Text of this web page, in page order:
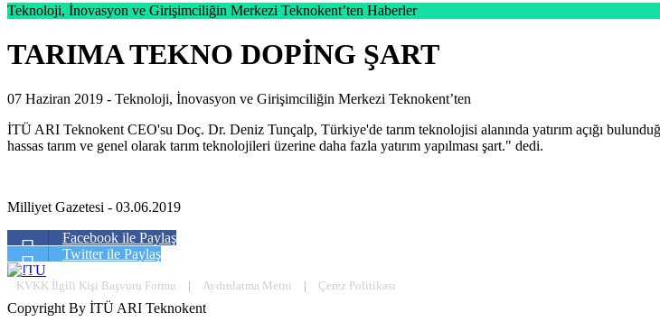
Teknoloji, İnovasyon ve Girişimciliğin Merkezi Teknokent’ten Haberler
TARIMA TEKNO DOPİNG ŞART
07 Haziran 2019 - Teknoloji, İnovasyon ve Girişimciliğin Merkezi Teknokent’ten
İTÜ ARI Teknokent CEO'su Doç. Dr. Deniz Tunçalp, Türkiye'de tarım teknolojisi alanında yatırım açığı
hassas tarım ve genel olarak tarım teknolojileri üzerine daha fazla yatırım yapılması şart." dedi.
Milliyet Gazetesi - 03.06.2019
Facebook ile Paylaş
Twitter ile Paylaş
KVKK İlgili Kişi Başvuru Formu | Aydınlatma Metni | Çerez Politikası
Copyright By İTÜ ARI Teknokent